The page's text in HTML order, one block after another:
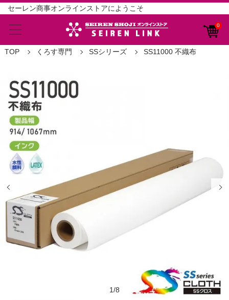
セーレン商事オンラインストアにようこそ
0
TOP くろす専門 SSシリーズ SS11000 不織布
1/8